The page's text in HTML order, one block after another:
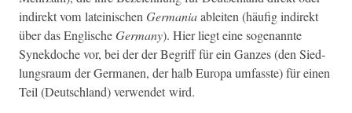
indi­rekt vom lateinis­chenGer­ma­niaableit­en (häu­fig indi­rekt
über das Englis­cheGer­many). Hier liegt eine soge­nan­nte
Synek­doche vor, bei der der Begriff für ein Ganzes (den Sied­
lungsraum der Ger­ma­nen, der halb Europa umfasste) für einen
Teil (Deutsch­land) ver­wen­det wird.